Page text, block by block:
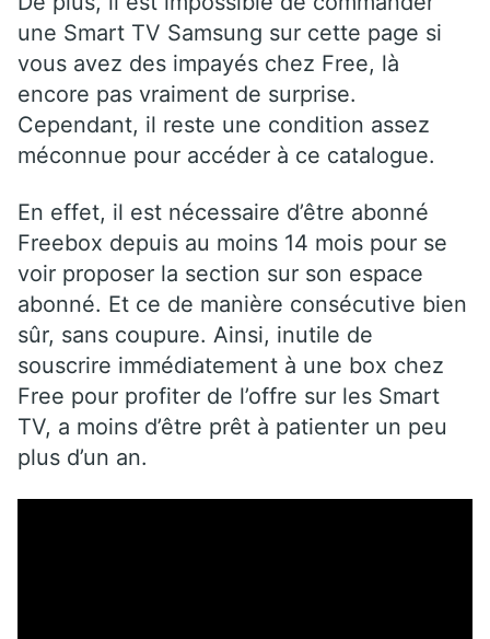
une Smart TV Samsung sur cette page si
vous avez des impayés chez Free, là
encore pas vraiment de surprise.
Cependant, il reste une condition assez
méconnue pour accéder à ce catalogue.
En effet, il est nécessaire d’être abonné
Freebox depuis au moins 14 mois pour se
voir proposer la section sur son espace
abonné. Et ce de manière consécutive bien
sûr, sans coupure. Ainsi, inutile de
souscrire immédiatement à une box chez
Free pour profiter de l’offre sur les Smart
TV, a moins d’être prêt à patienter un peu
plus d’un an.